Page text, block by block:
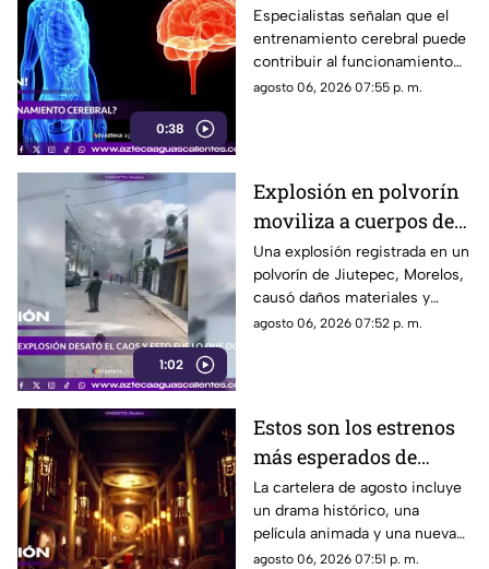
0:38
qué sirve
Especialistas señalan que el
entrenamiento cerebral puede
contribuir al funcionamiento
cognitivo cuando se combina
agosto 06, 2026 07:55 p. m.
1:02
Explosión en polvorín
moviliza a cuerpos de
emergencia
Una explosión registrada en un
polvorín de Jiutepec, Morelos,
causó daños materiales y
generó un operativo de
agosto 06, 2026 07:52 p. m.
Estos son los estrenos
más esperados de
agosto
La cartelera de agosto incluye
un drama histórico, una
película animada y una nueva
entrega de terror para distintos
agosto 06, 2026 07:51 p. m.